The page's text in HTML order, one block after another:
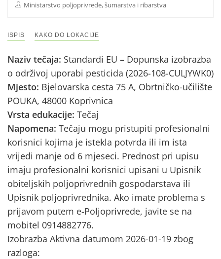
Ministarstvo poljoprivrede, šumarstva i ribarstva
ISPIS KAKO DO LOKACIJE
Naziv tečaja: Standardi EU – Dopunska izobrazba
o održivoj uporabi pesticida (2026-108-CULJYWK0)
Mjesto: Bjelovarska cesta 75 A, Obrtničko-učilište
POUKA, 48000 Koprivnica
Vrsta edukacije: Tečaj
Napomena: Tečaju mogu pristupiti profesionalni
korisnici kojima je istekla potvrda ili im ista
vrijedi manje od 6 mjeseci. Prednost pri upisu
imaju profesionalni korisnici upisani u Upisnik
obiteljskih poljoprivrednih gospodarstava ili
Upisnik poljoprivrednika. Ako imate problema s
prijavom putem e-Poljoprivrede, javite se na
mobitel 0914882776.
Izobrazba Aktivna datumom 2026-01-19 zbog
razloga: